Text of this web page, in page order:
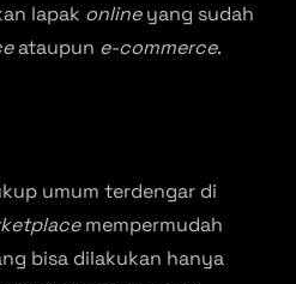
lapak onlineyang sudah
ataupun e-commerce.
umum terdengar di
mempermudah
bisa dilakukan hanya